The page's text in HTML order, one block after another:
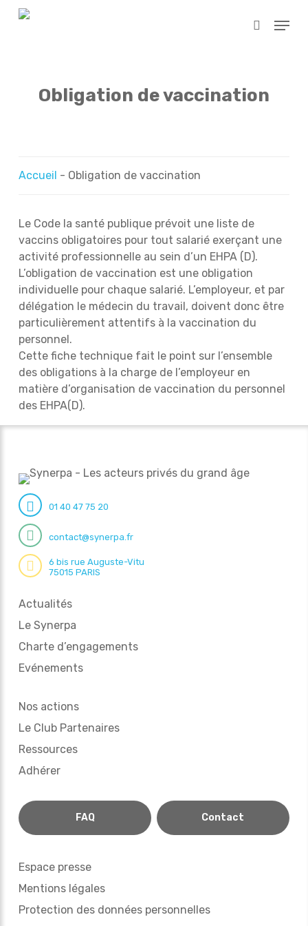
Skip
search
Menu
Obligation de vaccination
Accueil - Obligation de vaccination
Le Code la santé publique prévoit une liste de
vaccins obligatoires pour tout salarié exerçant une
activité professionnelle au sein d’un EHPA (D).
L’obligation de vaccination est une obligation
individuelle pour chaque salarié. L’employeur, et par
délégation le médecin du travail, doivent donc être
particulièrement attentifs à la vaccination du
personnel.
Cette fiche technique fait le point sur l’ensemble
des obligations à la charge de l’employeur en
matière d’organisation de vaccination du personnel
des EHPA(D).
01 40 47 75 20
contact@synerpa.fr
6 bis rue Auguste-Vitu
75015 PARIS
Actualités
Le Synerpa
Charte d’engagements
Evénements
Nos actions
Le Club Partenaires
Ressources
Adhérer
FAQ Contact
Espace presse
Mentions légales
Protection des données personnelles